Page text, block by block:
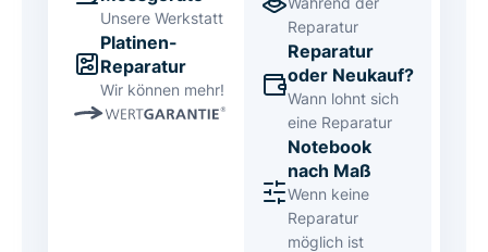
Unsere Werkstatt
Platinen-
Reparatur
Wir können mehr!
Reparatur
Reparatur
oder Neukauf?
Wann lohnt sich
eine Reparatur
Notebook
nach Maß
Wenn keine
Reparatur
möglich ist